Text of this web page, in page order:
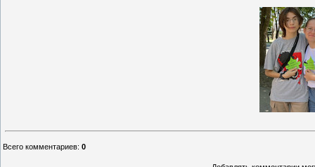
Всего комментариев: 0